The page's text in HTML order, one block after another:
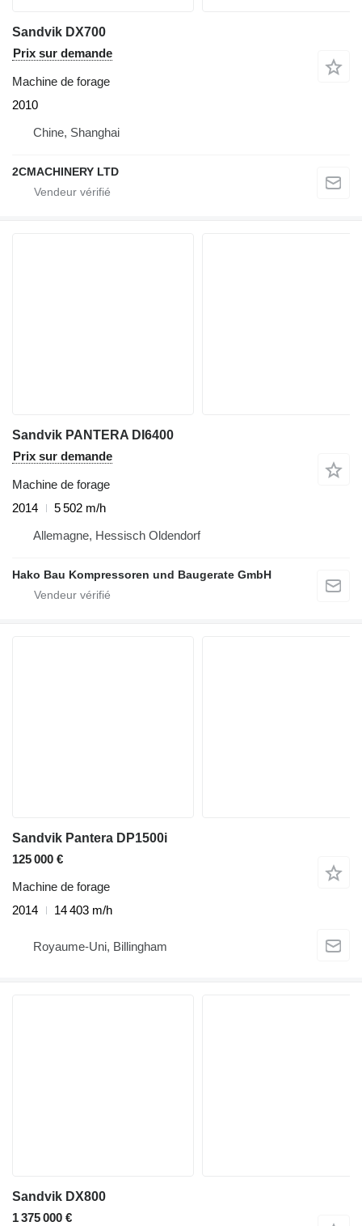
Sandvik DX700
Prix sur demande
Machine de forage
2010
Chine, Shanghai
2CMACHINERY LTD
Sandvik PANTERA DI6400
Prix sur demande
Machine de forage
2014
5 502 m/h
Allemagne, Hessisch Oldendorf
Hako Bau Kompressoren und Baugerate GmbH
Sandvik Pantera DP1500i
125 000 €
Machine de forage
2014
14 403 m/h
Royaume-Uni, Billingham
Sandvik DX800
1 375 000 €